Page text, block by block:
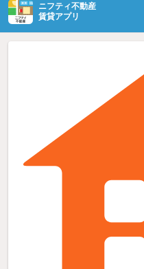
ニフティ不動産
賃貸アプリ